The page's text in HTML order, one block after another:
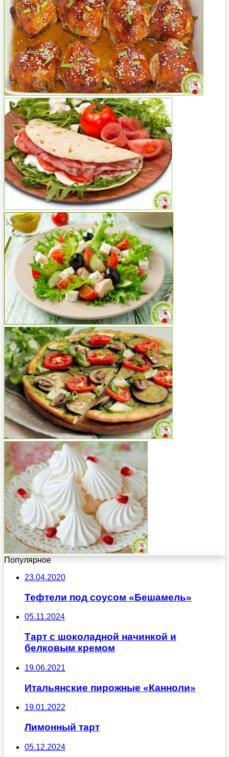
Популярное
23.04.2020
Тефтели под соусом «Бешамель»
05.11.2024
Тарт с шоколадной начинкой и
белковым кремом
19.06.2021
Итальянские пирожные «Канноли»
19.01.2022
Лимонный тарт
05.12.2024